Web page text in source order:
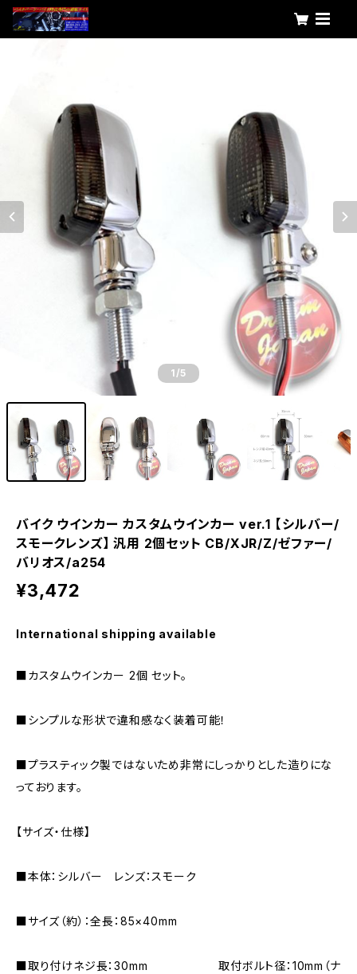
1 /5
バイク ウインカー カスタムウインカー ver.1 【シルバー/
スモークレンズ】 汎用 2個セット CB/XJR/Z/ゼファー/
バリオス/a254
¥3,472
International shipping available
■カスタムウインカー 2個 セット。
■シンプルな形状で違和感なく装着可能！
■プラスティック製ではないため非常にしっかりとした造りにな
っております。
【サイズ・仕様】
■本体：シルバー レンズ：スモーク
■サイズ（約）：全長：85×40mm
■取り付けネジ長：30mm 取付ボルト径：10mm（ナ